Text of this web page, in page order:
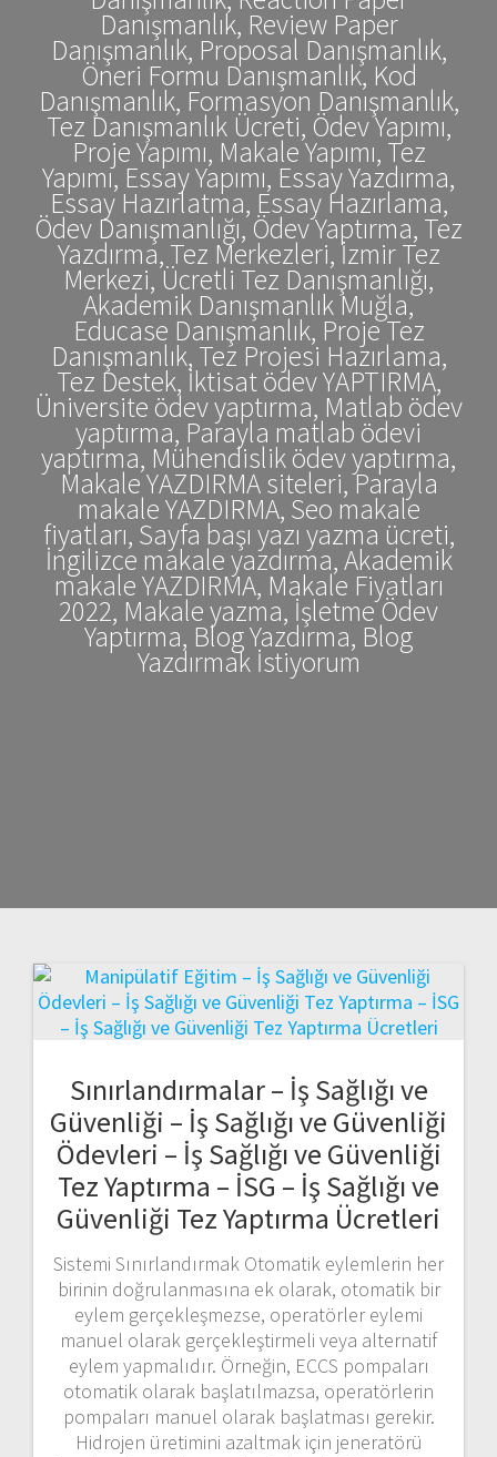
Danışmanlık, Review Paper
Danışmanlık, Proposal Danışmanlık,
Öneri Formu Danışmanlık, Kod
Danışmanlık, Formasyon Danışmanlık,
Tez Danışmanlık Ücreti, Ödev Yapımı,
Proje Yapımı, Makale Yapımı, Tez
Yapımı, Essay Yapımı, Essay Yazdırma,
Essay Hazırlatma, Essay Hazırlama,
Ödev Danışmanlığı, Ödev Yaptırma, Tez
Yazdırma, Tez Merkezleri, İzmir Tez
Merkezi, Ücretli Tez Danışmanlığı,
Akademik Danışmanlık Muğla,
Educase Danışmanlık, Proje Tez
Danışmanlık, Tez Projesi Hazırlama,
Tez Destek, İktisat ödev YAPTIRMA,
Üniversite ödev yaptırma, Matlab ödev
yaptırma, Parayla matlab ödevi
yaptırma, Mühendislik ödev yaptırma,
Makale YAZDIRMA siteleri, Parayla
makale YAZDIRMA, Seo makale
fiyatları, Sayfa başı yazı yazma ücreti,
İngilizce makale yazdırma, Akademik
makale YAZDIRMA, Makale Fiyatları
2022, Makale yazma, İşletme Ödev
Yaptırma, Blog Yazdırma, Blog
Yazdırmak İstiyorum
Sınırlandırmalar – İş Sağlığı ve
Güvenliği – İş Sağlığı ve Güvenliği
Ödevleri – İş Sağlığı ve Güvenliği
Tez Yaptırma – İSG – İş Sağlığı ve
Güvenliği Tez Yaptırma Ücretleri
Sistemi Sınırlandırmak Otomatik eylemlerin her
birinin doğrulanmasına ek olarak, otomatik bir
eylem gerçekleşmezse, operatörler eylemi
manuel olarak gerçekleştirmeli veya alternatif
eylem yapmalıdır. Örneğin, ECCS pompaları
otomatik olarak başlatılmazsa, operatörlerin
pompaları manuel olarak başlatması gerekir.
Hidrojen üretimini azaltmak için jeneratörü